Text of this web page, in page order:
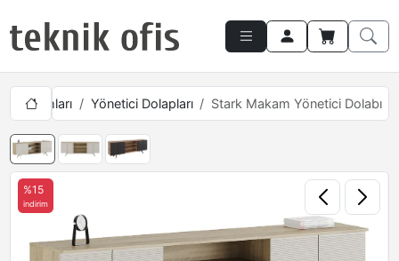
Takımları Yönetici Dolapları Stark Makam Yönetici Dolabı
%15
indirim